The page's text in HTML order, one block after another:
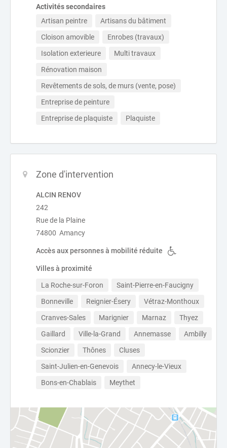
Activités secondaires
Artisan peintre
Artisans du bâtiment
Cloison amovible
Enrobes (travaux)
Isolation exterieure
Multi travaux
Rénovation maison
Revêtements de sols, de murs (vente, pose)
Entreprise de peinture
Entreprise de plaquiste
Plaquiste
Zone d'intervention
ALCIN RENOV
242
Rue de la Plaine
74800 Amancy
Accès aux personnes à mobilité réduite
Villes à proximité
La Roche-sur-Foron
Saint-Pierre-en-Faucigny
Bonneville
Reignier-Ésery
Vétraz-Monthoux
Cranves-Sales
Marignier Marnaz
Thyez
Gaillard
Ville-la-Grand Annemasse
Ambilly
Scionzier
Thônes
Cluses
Saint-Julien-en-Genevois
Annecy-le-Vieux
Bons-en-Chablais
Meythet